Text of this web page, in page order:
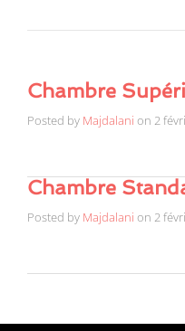
Chambre
Posted by Majdalani on 2
Chambre
Posted by Majdalani on 2